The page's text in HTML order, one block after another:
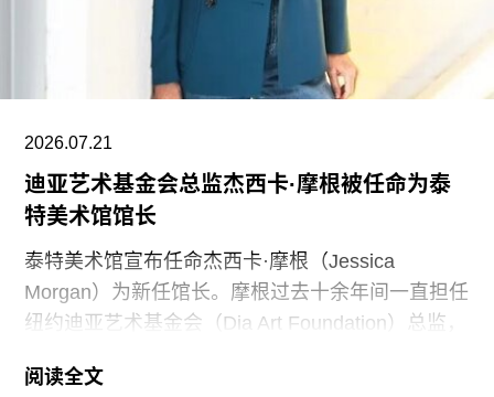
代创作者，进一步巩固旧金山作为创新与创意之都
的文化基础。“技术拓展了我们能够创造什么，而艺
术与设计决定了我们为何创造。二者共同塑造了文
成为全球市值最高的企业之一，也是全球人工智能
浪潮中的核心企业。此次向范德堡大学新校区捐赠
的同时，
2026.07.21
迪亚艺术基金会总监杰西卡·摩根被任命为泰
特美术馆馆长
泰特美术馆宣布任命杰西卡·摩根（Jessica
Morgan）为新任馆长。摩根过去十余年间一直担任
纽约迪亚艺术基金会（Dia Art Foundation）总监，
位，后者在担任馆长九年后于今年春季离任。摩根
阅读全文